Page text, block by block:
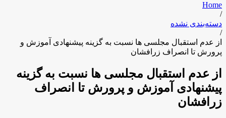
Home
/
دسته‌بندی نشده
/
از عدم استقبال مجلسی ها نسبت به گزینه پیشنهادی آموزش و
پرورش تا انصراف زرافشان
از عدم استقبال مجلسی ها نسبت به گزینه
پیشنهادی آموزش و پرورش تا انصراف
زرافشان